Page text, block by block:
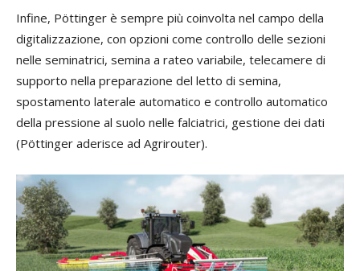
Infine, Pöttinger è sempre più coinvolta nel campo della
digitalizzazione, con opzioni come controllo delle sezioni
nelle seminatrici, semina a rateo variabile, telecamere di
supporto nella preparazione del letto di semina,
spostamento laterale automatico e controllo automatico
della pressione al suolo nelle falciatrici, gestione dei dati
(Pöttinger aderisce ad Agrirouter).